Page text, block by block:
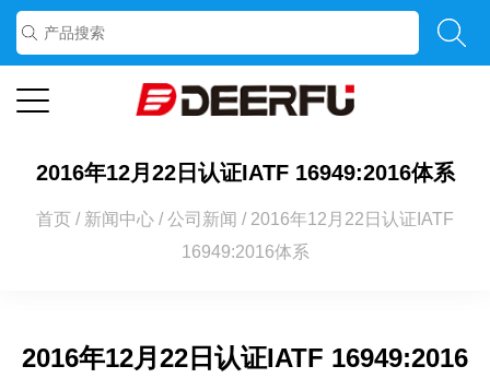
2016年12月22日认证IATF 16949:2016体系
首页 / 新闻中心 /公司新闻 / 2016年12月22日认证IATF
16949:2016体系
2016年12月22日认证IATF 16949:2016